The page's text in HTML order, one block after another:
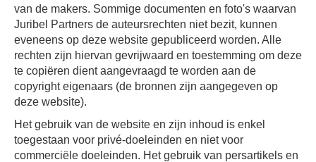
van de makers. Sommige documenten en foto's waarvan
Juribel Partners de auteursrechten niet bezit, kunnen
eveneens op deze website gepubliceerd worden. Alle
rechten zijn hiervan gevrijwaard en toestemming om deze
te copiëren dient aangevraagd te worden aan de
copyright eigenaars (de bronnen zijn aangegeven op
deze website).
Het gebruik van de website en zijn inhoud is enkel
toegestaan voor privé-doeleinden en niet voor
commerciële doeleinden. Het gebruik van persartikels en